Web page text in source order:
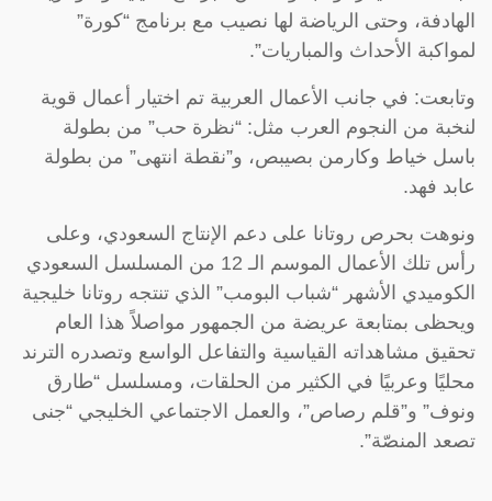
الهادفة، وحتى الرياضة لها نصيب مع برنامج “كورة”
لمواكبة الأحداث والمباريات”.
وتابعت: في جانب الأعمال العربية تم اختيار أعمال قوية
لنخبة من النجوم العرب مثل: “نظرة حب” من بطولة
باسل خياط وكارمن بصيبص، و”نقطة انتهى” من بطولة
عابد فهد.
ونوهت بحرص روتانا على دعم الإنتاج السعودي، وعلى
رأس تلك الأعمال الموسم الـ 12 من المسلسل السعودي
الكوميدي الأشهر “شباب البومب” الذي تنتجه روتانا خليجية
ويحظى بمتابعة عريضة من الجمهور مواصلاً هذا العام
تحقيق مشاهداته القياسية والتفاعل الواسع وتصدره الترند
محليًا وعربيًا في الكثير من الحلقات، ومسلسل “طارق
ونوف” و”قلم رصاص”، والعمل الاجتماعي الخليجي “جنى
تصعد المنصّة”.